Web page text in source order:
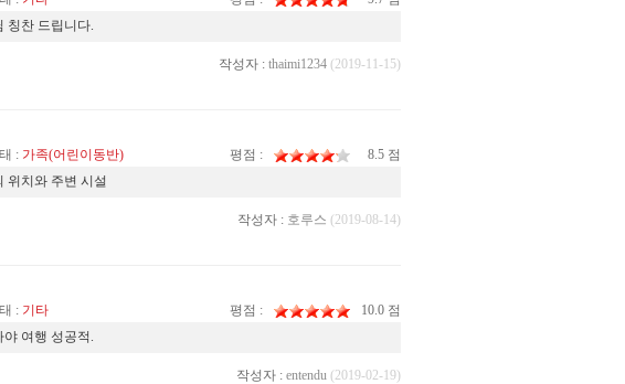
칭찬 드립니다.
작성자 : thaimi1234 (2019-11-15)
: 가족(어린이동반) 평점 :
8.5 점
위치와 주변 시설
작성자 : 호루스 (2019-08-14)
: 기타 평점 :
10.0 점
야 여행 성공적.
작성자 : entendu (2019-02-19)